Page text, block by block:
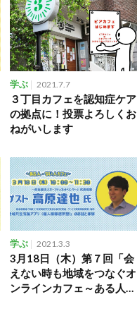
学ぶ 2021.7.7
３丁目カフェを認知症ケア
の拠点に！投票よろしくお
ねがいします
学ぶ 2021.3.3
3月18日（木）第７回「会
えない時も地域をつなぐオ
ンラインカフェ～ある人・